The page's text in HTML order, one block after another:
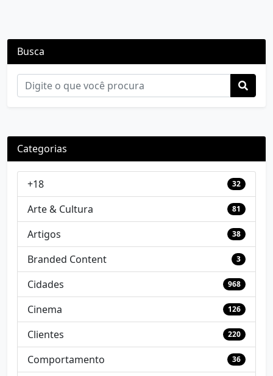
Busca
Categorias
+18 32
Arte & Cultura 81
Artigos 38
Branded Content 3
Cidades 968
Cinema 126
Clientes 220
Comportamento 36